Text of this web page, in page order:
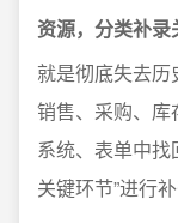
资源，分类补录
就是彻底失去历
销售、采购、库
系统、表单中找
关键环节”进行补